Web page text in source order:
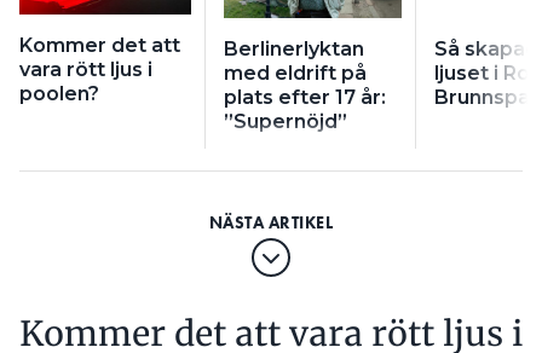
Kommer det att
vara rött ljus i
poolen?
Berlinerlyktan
med eldrift på
plats efter 17 år:
”Supernöjd”
Så
ljuset i
Kommer det att vara rött ljus i